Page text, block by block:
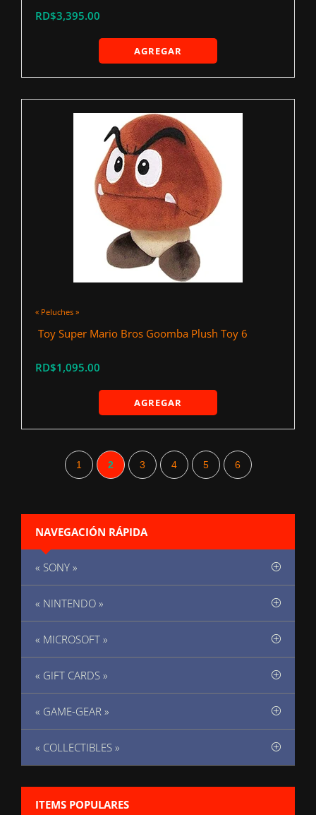
RD$3,395.00
AGREGAR
« Peluches »
‍ Toy Super Mario Bros Goomba Plush Toy 6
RD$1,095.00
AGREGAR
1 2 3 4 5 6
NAVEGACIÓN RÁPIDA
« SONY »
« NINTENDO »
« MICROSOFT »
« GIFT CARDS »
« GAME-GEAR »
« COLLECTIBLES »
ITEMS POPULARES